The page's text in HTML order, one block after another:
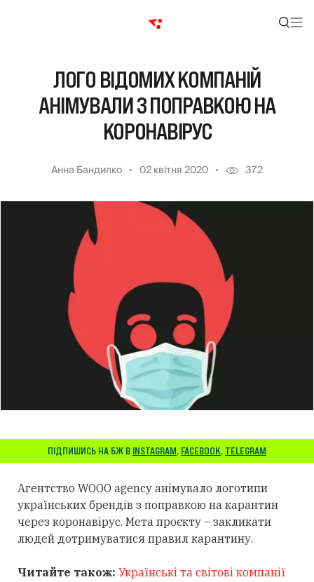
ЛОГО ВІДОМИХ КОМПАНІЙ
АНІМУВАЛИ З ПОПРАВКОЮ НА
КОРОНАВІРУС
Анна Бандилко 02 квітня 2020 372
ПІДПИШИСЬ НА БЖ В INSTAGRAM, FACEBOOK, TELEGRAM
Агентство WOOO agency анімувало логотипи
українських брендів з поправкою на карантин
через коронавірус. Мета проєкту – закликати
людей дотримуватися правил карантину.
Читайте також: Українські та світові компанії